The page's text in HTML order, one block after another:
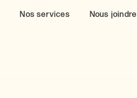
Nos services Nous joindre